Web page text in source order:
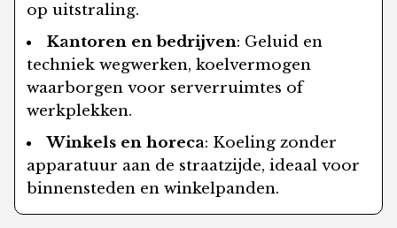
op uitstraling.
Kantoren en bedrijven: Geluid en
techniek wegwerken, koelvermogen
waarborgen voor serverruimtes of
werkplekken.
Winkels en horeca: Koeling zonder
apparatuur aan de straatzijde, ideaal voor
binnensteden en winkelpanden.